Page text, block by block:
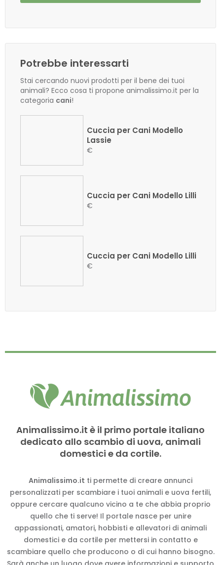
Potrebbe interessarti
Stai cercando nuovi prodotti per il bene dei tuoi
animali? Ecco cosa ti propone animalissimo.it per la
categoria cani!
Cuccia per Cani Modello
Lassie
€
Cuccia per Cani Modello Lilli
€
Cuccia per Cani Modello Lilli
€
Animalissimo.it è il primo portale italiano
dedicato allo scambio di uova, animali
domestici e da cortile.
Animalissimo.it ti permette di creare annunci
personalizzati per scambiare i tuoi animali e uova fertili,
oppure cercare qualcuno vicino a te che abbia proprio
quello che ti serve! Il portale nasce per unire
appassionati, amatori, hobbisti e allevatori di animali
domestici e da cortile per mettersi in contatto e
scambiare quello che producono o di cui hanno bisogno.